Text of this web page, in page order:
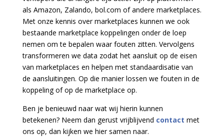
als Amazon, Zalando, bol.com of andere marketplaces.
Met onze kennis over marketplaces kunnen we ook
bestaande marketplace koppelingen onder de loep
nemen om te bepalen waar fouten zitten. Vervolgens
transformeren we data zodat het aansluit op de eisen
van marketplaces en helpen met standaardisatie van
de aansluitingen. Op die manier lossen we fouten in de
koppeling of op de marketplace op.
Ben je benieuwd naar wat wij hierin kunnen
betekenen? Neem dan gerust vrijblijvend contact met
ons op, dan kijken we hier samen naar.